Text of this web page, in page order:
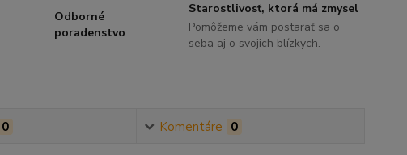
Odborné
poradenstvo
Starostlivosť, ktorá má zmysel
Pomôžeme vám postarať sa o
seba aj o svojich blízkych.
0 Komentáre 0